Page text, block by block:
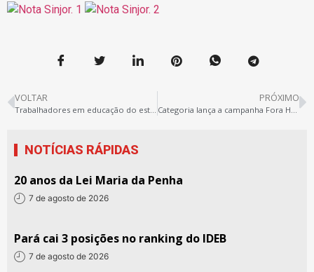
VOLTAR PRÓXIMO
NOTÍCIAS RÁPIDAS
20 anos da Lei Maria da Penha
7 de agosto de 2026
Pará cai 3 posições no ranking do IDEB
7 de agosto de 2026